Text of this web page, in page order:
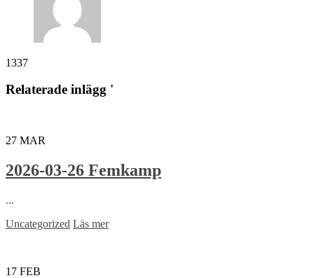
1337
Relaterade inlägg '
27 MAR
2026-03-26 Femkamp
...
Uncategorized Läs mer
17 FEB